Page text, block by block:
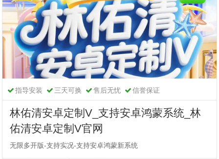
指导安装 三天可换 售后无忧 信誉保证
林佑清安卓定制V_支持安卓鸿蒙系统_林
佑清安卓定制V官网
无限多开版-支持实况-支持安卓鸿蒙新系统